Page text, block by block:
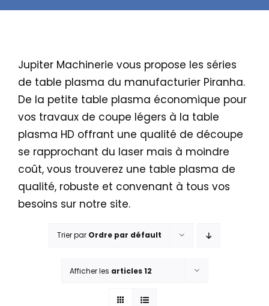
Jupiter Machinerie vous propose les séries
de table plasma du manufacturier Piranha.
De la petite table plasma économique pour
vos travaux de coupe légers à la table
plasma HD offrant une qualité de découpe
se rapprochant du laser mais à moindre
coût, vous trouverez une table plasma de
qualité, robuste et convenant à tous vos
besoins sur notre site.
Trier par Ordre par défault
Afficher les articles 12